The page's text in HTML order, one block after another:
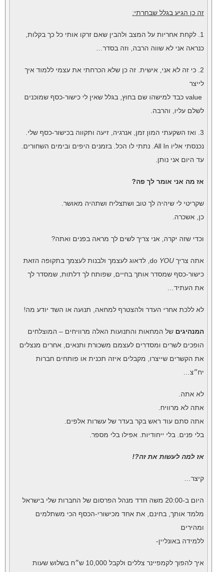
זה כן הגיע בגלל שבחרתי:
1. לקחת אחריות על המצב ולהבין שאם זרקו אותי כל כך בקלות,
כנראה אני לא שווה הרבה, וזה בסדר…
2. כי זה לא אני, אישית. זה כן שלא הכרחתי את עצמי ללמוד איך
לייצר
לשלם עליו, והרבה.
3. ואז השקעתי המון זמן, אנרגיה, זיעה ותקווה בכישור-כסף שלי.
נכנסתי אליו All In. נתתי לו הכל. בזמנים היפים ובימים השחורים.
עד היום אני נותן.
אז מה אני אומר לך פה?
שקריטי לי שיהיה לך טוב ושתצליח ושתהיה מאושר.
כן, אשכרה.
וכדי שזה יקרה, אני צריך לשים לך מראה בפנים ואתה?
אתה צריך do YOU
, לדאוג לעצמך ולבנות לעצמך בתקופה הזאת
כישור-כסף שמסדר אותך בחיים, שפותח לך דלתות, שמסדר לך
את העתיד…
לא ללכת אחרי העדר ולהצטרף למחאה, תנועה או השד יודע מה!
המנהיגים של המחאות והתנועות האלה מרוויחים – המוצלחים
הופכים לשרים ומסדרים לעצמם משכורת ותנאים, אחרים מנצלים
את הקשרים שייצרו, מקבלים איזה תכנית או פותחים חברות
יח״צ…
לא אתה.
אתה לא מרוויח.
אתה סתם עוד ראש בקר בעדר של עשרות אלפים.
בלי פנים. בלי ייחודיות. אפילו בלי מספר.
אז למה לעשות את זה?!
קיצר…
היום ב-20:00 משה חדד מנהל הפרסום של החברות שלי בישראל
מלמד אותך, בחינם, את אחד מכישורי-הכסף הכי משתלמים
ומהירים
ללמידה באונליין-
איך להפוך לקמפיינר צללים ולקבל 10,000 ש״ח בשלוש שעות